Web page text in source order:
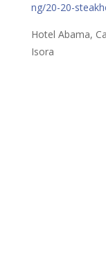
ng/20-20-
Hotel Abama,
Isora